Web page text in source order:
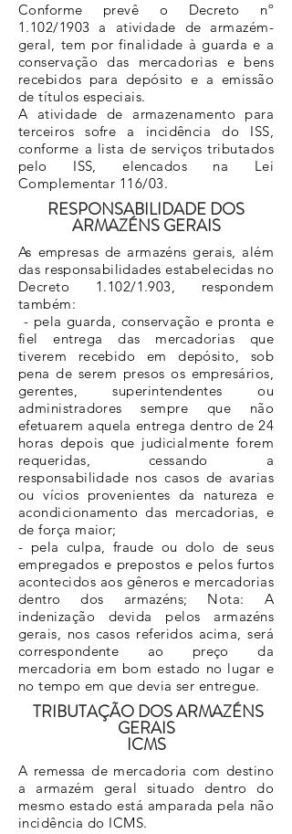
Conforme prevê o Decreto nº
1.102/1903 a atividade de armazém-
geral, tem por finalidade à guarda e a
conservação das mercadorias e bens
recebidos para depósito e a emissão
de títulos especiais.
A atividade de armazenamento para
terceiros sofre a incidência do ISS,
conforme a lista de serviços tributados
pelo ISS, elencados na Lei
Complementar 116/03.
RESPONSABILIDADE DOS
ARMAZÉNS GERAIS
As empresas de armazéns gerais, além
das responsabilidades estabelecidas no
Decreto 1.102/1.903, respondem
também:
- pela guarda, conservação e pronta e
fiel entrega das mercadorias que
tiverem recebido em depósito, sob
pena de serem presos os empresários,
gerentes, superintendentes ou
administradores sempre que não
efetuarem aquela entrega dentro de 24
horas depois que judicialmente forem
requeridas, cessando a
responsabilidade nos casos de avarias
ou vícios provenientes da natureza e
acondicionamento das mercadorias, e
de força maior;
- pela culpa, fraude ou dolo de seus
empregados e prepostos e pelos furtos
acontecidos aos gêneros e mercadorias
dentro dos armazéns; Nota: A
indenização devida pelos armazéns
gerais, nos casos referidos acima, será
correspondente ao preço da
mercadoria em bom estado no lugar e
no tempo em que devia ser entregue.
TRIBUTAÇÃO DOS ARMAZÉNS
GERAIS
ICMS
A remessa de mercadoria com destino
a armazém geral situado dentro do
mesmo estado está amparada pela não
incidência do ICMS.